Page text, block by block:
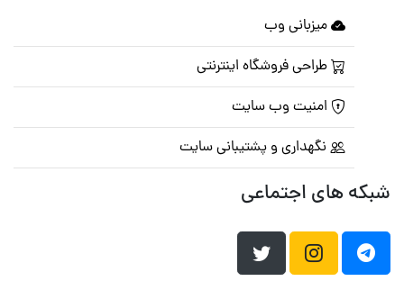
میزبانی وب
طراحی فروشگاه اینترنتی
امنیت وب سایت
نگهداری و پشتیبانی سایت
شبکه های اجتماعی